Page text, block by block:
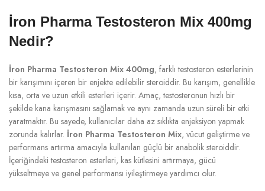
İron Pharma Testosteron Mix 400mg
Nedir?
İron Pharma Testosteron Mix 400mg, farklı testosteron esterlerinin
bir karışımını içeren bir enjekte edilebilir steroiddir. Bu karışım, genellikle
kısa, orta ve uzun etkili esterleri içerir. Amaç, testosteronun hızlı bir
şekilde kana karışmasını sağlamak ve aynı zamanda uzun süreli bir etki
yaratmaktır. Bu sayede, kullanıcılar daha az sıklıkta enjeksiyon yapmak
zorunda kalırlar. İron Pharma Testosteron Mix, vücut geliştirme ve
performans artırma amacıyla kullanılan güçlü bir anabolik steroiddir.
İçeriğindeki testosteron esterleri, kas kütlesini artırmaya, gücü
yükseltmeye ve genel performansı iyileştirmeye yardımcı olur.